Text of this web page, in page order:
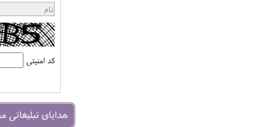
کد امنیتی
هدایای تبلیغاتی